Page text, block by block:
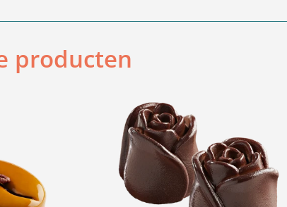
producten